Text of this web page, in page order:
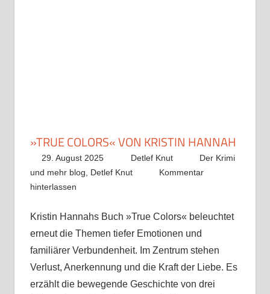
»TRUE COLORS« VON KRISTIN HANNAH
29. August 2025 Detlef Knut
Der Krimi
und mehr blog, Detlef Knut
Kommentar
hinterlassen
Kristin Hannahs Buch »True Colors« beleuchtet
erneut die Themen tiefer Emotionen und
familiärer Verbundenheit. Im Zentrum stehen
Verlust, Anerkennung und die Kraft der Liebe. Es
erzählt die bewegende Geschichte von drei